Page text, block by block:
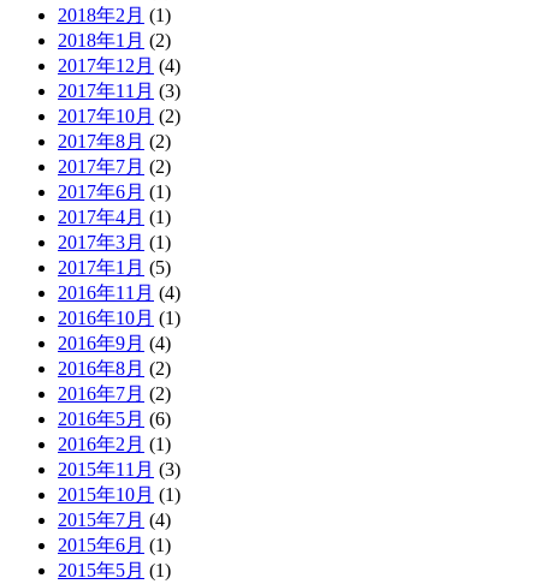
2018年2月 (1)
2018年1月 (2)
2017年12月 (4)
2017年11月 (3)
2017年10月 (2)
2017年8月 (2)
2017年7月 (2)
2017年6月 (1)
2017年4月 (1)
2017年3月 (1)
2017年1月 (5)
2016年11月 (4)
2016年10月 (1)
2016年9月 (4)
2016年8月 (2)
2016年7月 (2)
2016年5月 (6)
2016年2月 (1)
2015年11月 (3)
2015年10月 (1)
2015年7月 (4)
2015年6月 (1)
2015年5月 (1)